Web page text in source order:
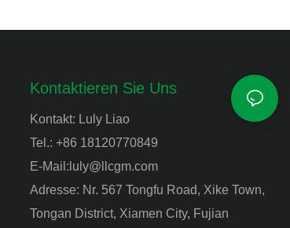
Kontaktieren Sie Uns
Kontakt: Luly Liao
Tel.: +86 18120770849
E-Mail: luly@llcgm.com
Adresse: Nr. 567 Tongfu Road, Xike Town,
Tongan District, Xiamen City, Fujian